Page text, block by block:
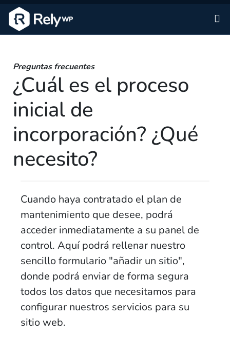
Preguntas frecuentes
¿Cuál es el proceso
inicial de
incorporación? ¿Qué
necesito?
Cuando haya contratado el plan de
mantenimiento que desee, podrá
acceder inmediatamente a su panel de
control. Aquí podrá rellenar nuestro
sencillo formulario "añadir un sitio",
donde podrá enviar de forma segura
todos los datos que necesitamos para
configurar nuestros servicios para su
sitio web.